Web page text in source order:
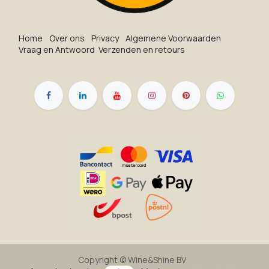
Ho​me O​ve​r on​s Privacy Algemene Voorwaarden
Vraag en Antwoord Verzenden en retours
Copyright ©Wine&Shine BV